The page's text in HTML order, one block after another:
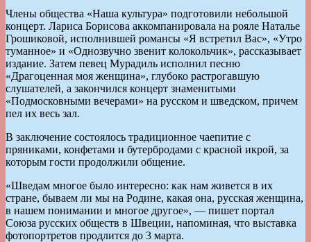
Члены общества «Наша культура» подготовили небольшой
концерт. Лариса Борисова аккомпанировала на рояле Наталье
Грошиковой, исполнившей романсы «Я встретил Вас», «Утро
туманное» и «Однозвучно звенит колокольчик», рассказывает
издание. Затем певец Мурадиль исполнил песню
«Драгоценная моя женщина», глубоко растрогавшую
слушателей, а закончился концерт знаменитыми
«Подмосковными вечерами» на русском и шведском, причем
пел их весь зал.
В заключение состоялось традиционное чаепитие с
пряниками, конфетами и бутербродами с красной икрой, за
которым гости продолжили общение.
«Шведам многое было интересно: как нам живется в их
стране, бываем ли мы на Родине, какая она, русская женщина,
в нашем понимании и многое другое», — пишет портал
Союза русских обществ в Швеции, напоминая, что выставка
фотопортретов продлится до 3 марта.